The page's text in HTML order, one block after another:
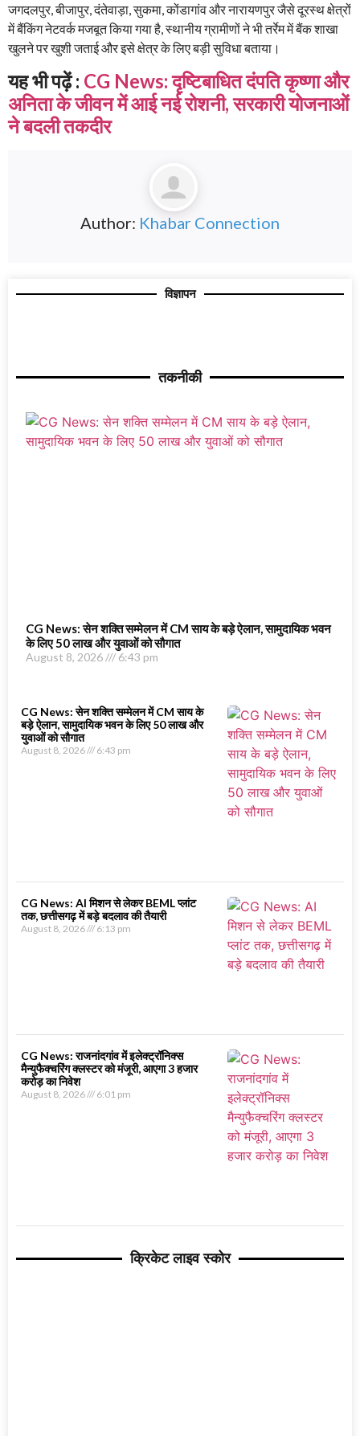
जगदलपुर, बीजापुर, दंतेवाड़ा, सुकमा, कोंडागांव और नारायणपुर जैसे दूरस्थ क्षेत्रों
में बैंकिंग नेटवर्क मजबूत किया गया है, स्थानीय ग्रामीणों ने भी तर्रेम में बैंक शाखा
खुलने पर खुशी जताई और इसे क्षेत्र के लिए बड़ी सुविधा बताया।
यह भी पढ़ें : CG News: दृष्टिबाधित दंपति कृष्णा और
अनिता के जीवन में आई नई रोशनी, सरकारी योजनाओं
ने बदली तकदीर
Author: Khabar Connection
विज्ञापन
तकनीकी
CG News: सेन शक्ति सम्मेलन में CM साय के बड़े ऐलान, सामुदायिक भवन
के लिए 50 लाख और युवाओं को सौगात
August 8, 2026 6:43 pm
CG News: सेन शक्ति सम्मेलन में CM साय के
बड़े ऐलान, सामुदायिक भवन के लिए 50 लाख और
युवाओं को सौगात
August 8, 2026 6:43 pm
CG News: AI मिशन से लेकर BEML प्लांट
तक, छत्तीसगढ़ में बड़े बदलाव की तैयारी
August 8, 2026 6:13 pm
CG News: राजनांदगांव में इलेक्ट्रॉनिक्स
मैन्युफैक्चरिंग क्लस्टर को मंजूरी, आएगा 3 हजार
करोड़ का निवेश
August 8, 2026 6:01 pm
क्रिकेट लाइव स्कोर